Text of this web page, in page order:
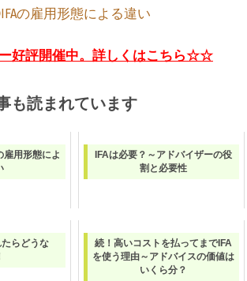
の雇用形態による違い
好評開催中。詳しくはこちら☆☆
も読まれています
用形態によ
IFAは必要？～アドバイザーの役
割と必要性
らどうな
続！高いコストを払ってまでIFA
を使う理由～アドバイスの価値は
いくら分？